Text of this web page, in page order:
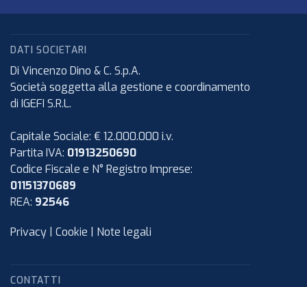
DATI SOCIETARI
Di Vincenzo Dino & C. S.p.A.
Società soggetta alla gestione e coordinamento
di IGEFI S.R.L.
Capitale Sociale: € 12.000.000 i.v.
Partita IVA: 01913250690
Codice Fiscale e N° Registro Imprese:
01151370689
REA: 92546
Privacy | Cookie | Note legali
CONTATTI